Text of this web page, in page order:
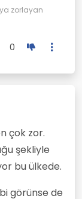
zorlayan
0
çok zor.
şekliyle
bu ülkede.
görünse de